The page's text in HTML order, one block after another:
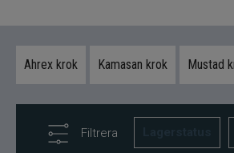
Ahrex krok Kamasan krok Mustad
Filtrera